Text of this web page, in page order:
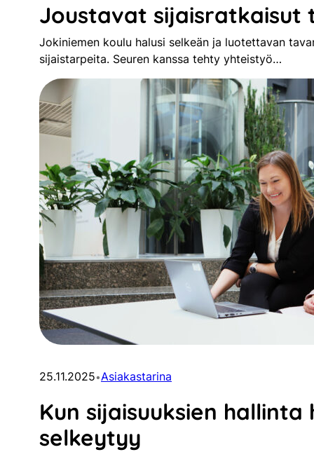
Joustavat
Jokiniemen koulu halusi selkeän ja luotettavan
sijaistarpeita. Seuren kanssa tehty yhteistyö…
25.11.2025•Asiakastarina
Kun sijaisuuksien
selkeytyy